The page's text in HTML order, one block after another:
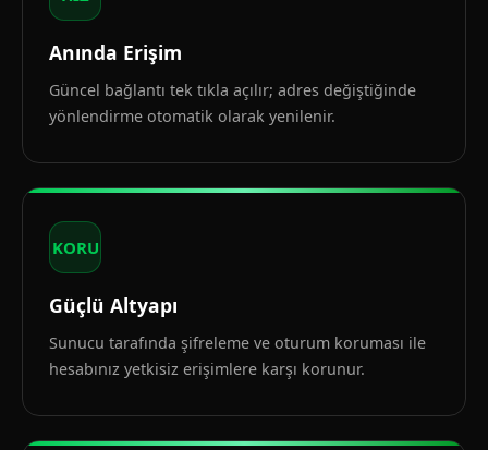
Anında Erişim
Güncel bağlantı tek tıkla açılır; adres değiştiğinde
yönlendirme otomatik olarak yenilenir.
KORU
Güçlü Altyapı
Sunucu tarafında şifreleme ve oturum koruması ile
hesabınız yetkisiz erişimlere karşı korunur.